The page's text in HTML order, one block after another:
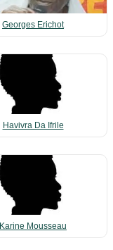
Georges Erichot
Havivra Da Ifrile
Karine Mousseau